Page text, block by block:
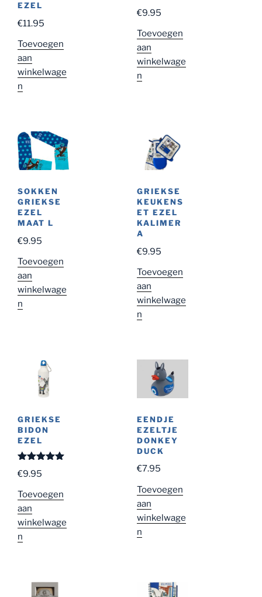
EZEL
€11.95
Toevoegen
aan
winkelwage
n
€9.95
Toevoegen
aan
winkelwage
n
SOKKEN
GRIEKSE
EZEL
MAAT L
€9.95
Toevoegen
aan
winkelwage
n
GRIEKSE
KEUKENS
ET EZEL
KALIMER
A
€9.95
Toevoegen
aan
winkelwage
n
GRIEKSE
BIDON
EZEL
Gewaardeer
d5.00
€9.95
Toevoegen
aan
winkelwage
n
EENDJE
EZELTJE
DONKEY
DUCK
€7.95
Toevoegen
aan
winkelwage
n